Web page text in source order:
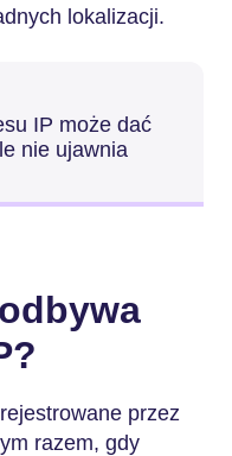
lokalizacji.
IP może dać
nie ujawnia
przez
razem, gdy